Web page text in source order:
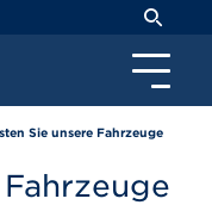
Sie unsere Fahrzeuge